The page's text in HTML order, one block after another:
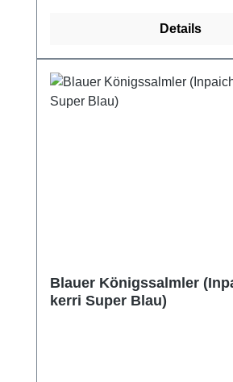
Details
Blauer Königssalmler
kerri Super Blau)